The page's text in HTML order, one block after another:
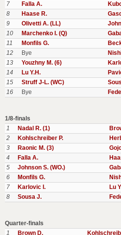
7
Falla A.
8
Haase R.
9
Olivetti A. (LL)
10
Marchenko I. (Q)
11
Monfils G.
12
Bye
13
Youzhny M. (6)
14
Lu Y.H.
15
Struff J-L. (WC)
16
Bye
1/8-finals
1
Nadal R. (1)
2
Kohlschreiber P.
3
Raonic M. (3)
4
Falla A.
5
Johnson S. (WO.)
6
Monfils G.
7
Karlovic I. Lu
8
Sousa J.
Quarter-finals
1
Brown D.